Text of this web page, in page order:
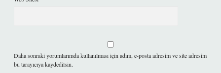
Daha sonraki yorumlarımda kullanılması için adım, e-posta adresim ve site adresim
bu tarayıcıya kaydedilsin.